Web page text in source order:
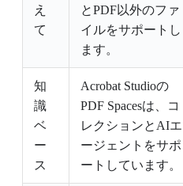
え
て
とPDF以外のファ
イルをサポートし
ます。
知
識
ベ
ー
ス
Acrobat Studioの
PDF Spacesは、コ
レクションとAIエ
ージェントをサポ
ートしています。